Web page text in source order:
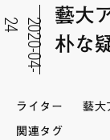
アーティ
店舗から
2
0
2
0
-
0
4
-
2
4
藝大
朴な
ライター 藝大
関連タグ